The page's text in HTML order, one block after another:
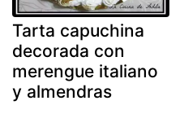
Tarta capuchina
decorada con
merengue italiano
y almendras